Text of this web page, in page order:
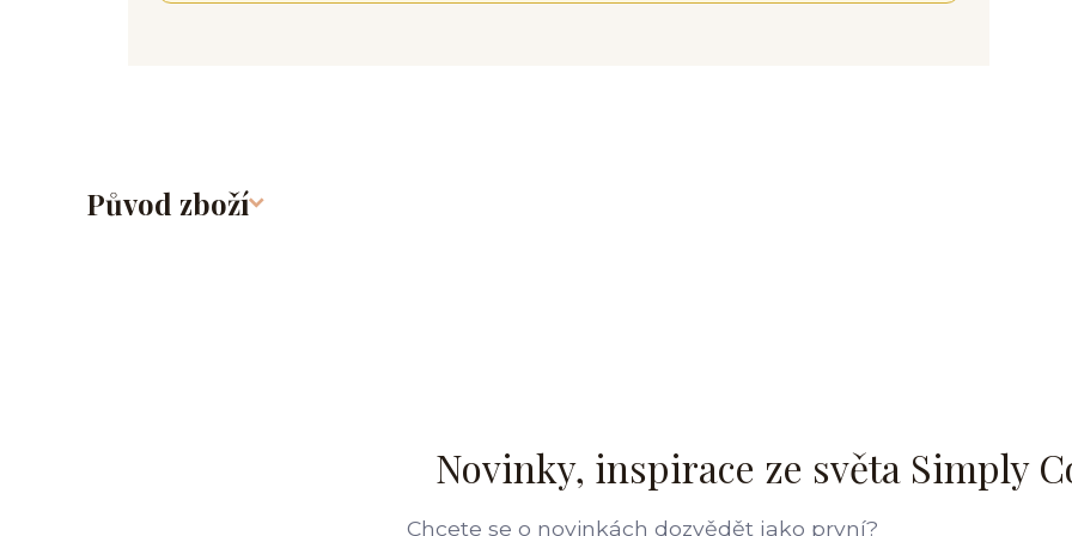
Původ zboží
Novinky, inspirace ze světa Simply
Chcete se o novinkách dozvědět jako první?